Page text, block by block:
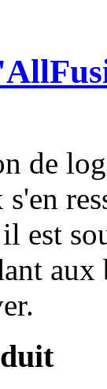
de
s'en
est